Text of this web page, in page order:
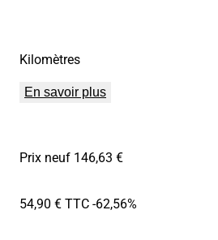
Kilomètres
En savoir plus
Prix neuf 146,63 €
54,90 € TTC-62,56%